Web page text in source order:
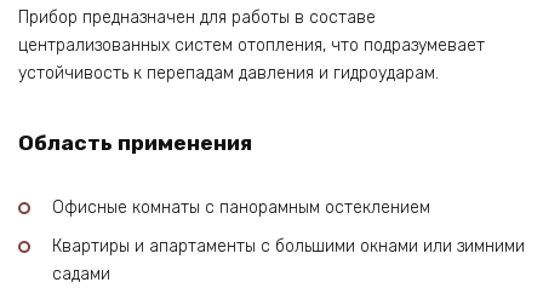
Прибор предназначен для работы в составе
централизованных систем отопления, что подразумевает
устойчивость к перепадам давления и гидроударам.
Область применения
Офисные комнаты с панорамным остеклением
Квартиры и апартаменты с большими окнами или зимними
садами